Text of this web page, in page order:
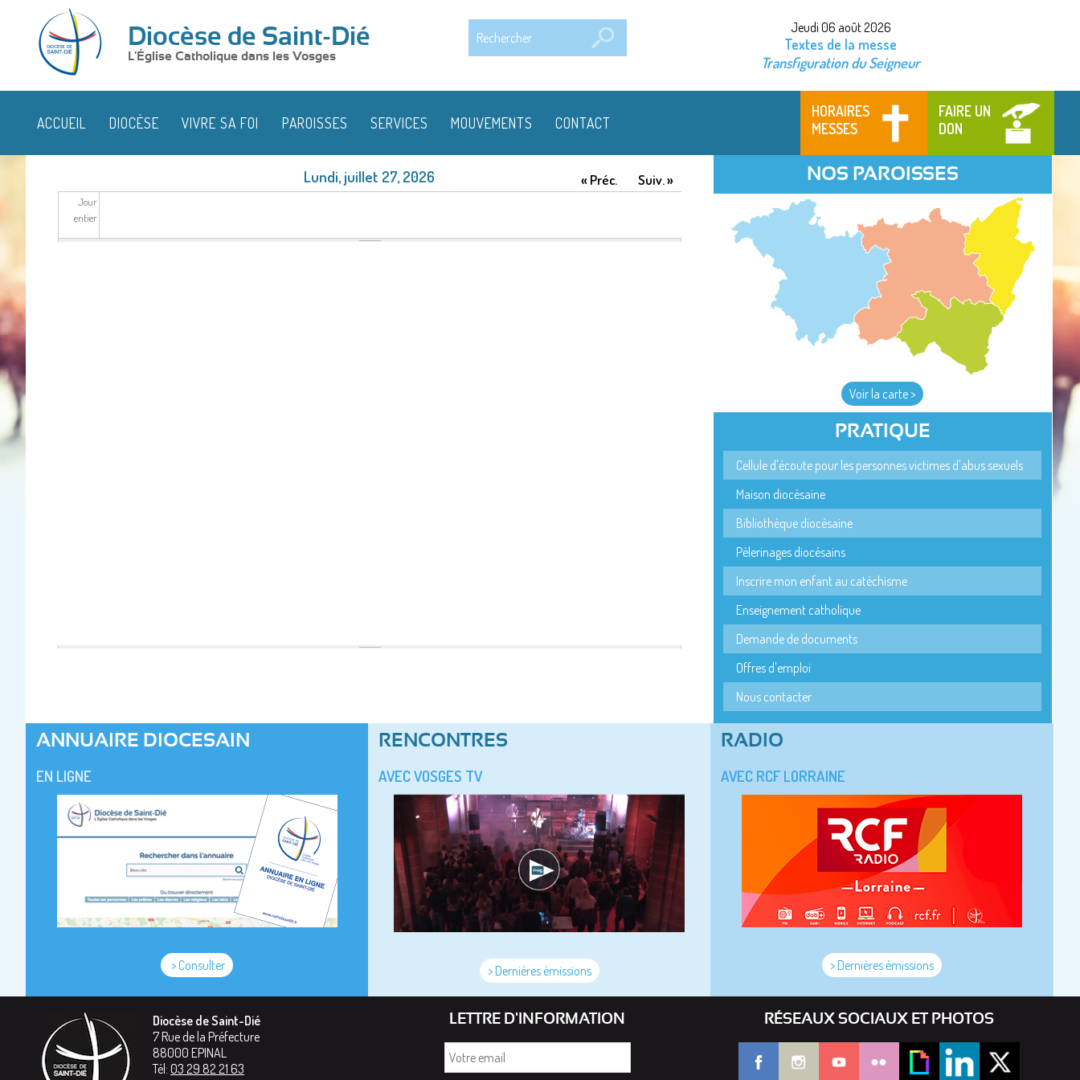
Diocèse de Saint-Dié
L'Église Catholique dans les Vosges
Jeudi 06 août 2026
Textes de la messe
Transfiguration du Seigneur
HORAIRES
MESSES
FAIRE UN
DON
ACCUEIL DIOCÈSE VIVRE SA FOI PAROISSES SERVICES MOUVEMENTS CONTACT
Lundi, juillet 27, 2026 « Préc. Suiv. »
Jour
entier
NOS PAROISSES
Voir la carte >
PRATIQUE
Cellule d'écoute pour les personnes victimes d'abus sexuels
Maison diocésaine
Bibliothèque diocésaine
Pèlerinages diocésains
Inscrire mon enfant au catéchisme
Enseignement catholique
Demande de documents
Offres d'emploi
Nous contacter
ANNUAIRE DIOCESAIN
EN LIGNE
> Consulter
RENCONTRES
AVEC VOSGES TV
> Dernières émissions
RADIO
AVEC RCF LORRAINE
> Dernières émissions
Diocèse de Saint-Dié
7 Rue de la Préfecture
88000 EPINAL
Tél: 03 29 82 21 63
LETTRE D'INFORMATION RÉSEAUX SOCIAUX ET PHOTOS